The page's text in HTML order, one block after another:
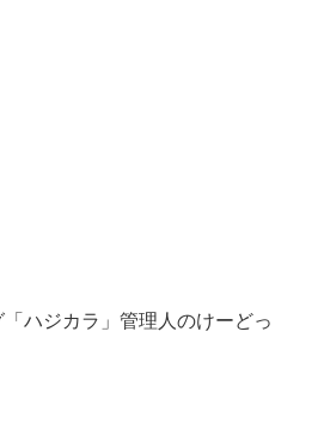
ハジカラ」管理人のけーどっ